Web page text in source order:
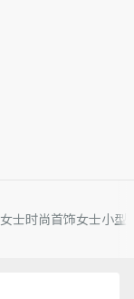
女士时尚首饰女士小型